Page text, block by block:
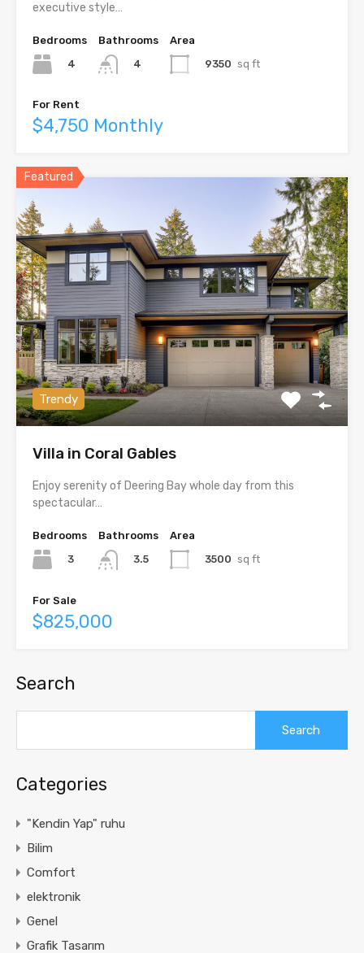
executive style…
Bedrooms
4
Bathrooms
4
Area
9350 sq ft
For Rent
$4,750 Monthly
Featured
Trendy
Villa in Coral Gables
Enjoy serenity of Deering Bay whole day from this
spectacular…
Bedrooms
3
Bathrooms
3.5
Area
3500 sq ft
For Sale
$825,000
Search
Categories
"Kendin Yap" ruhu
Bilim
Comfort
elektronik
Genel
Grafik Tasarım